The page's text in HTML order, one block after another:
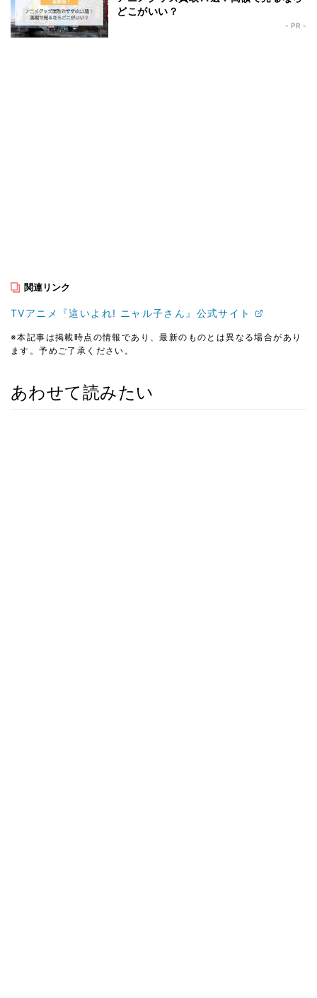
どこがいい？
- PR -
関連リンク
TVアニメ『這いよれ! ニャル子さん』公式サイト
※本記事は掲載時点の情報であり、最新のものとは異なる場合があり
ます。予めご了承ください。
あわせて読みたい